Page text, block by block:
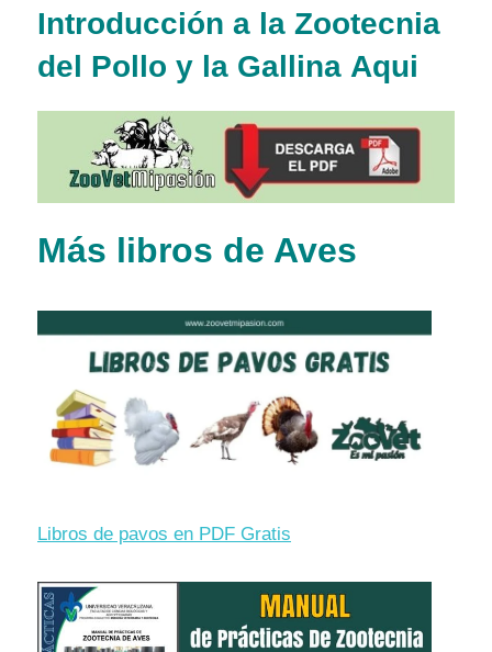
Introducción a la Zootecnia
del Pollo y la Gallina Aqui
Más libros de Aves
Libros de pavos en PDF Gratis